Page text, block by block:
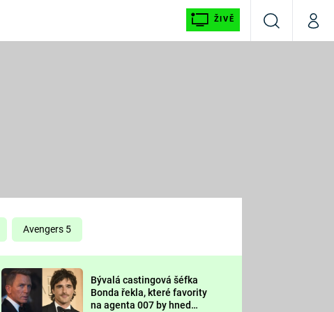
ŽIVĚ
VyhledáváníMůj
Prima LAJK
Sledujte nás
Avengers 5
Bývalá castingová šéfka
Bonda řekla, které favority
na agenta 007 by hned